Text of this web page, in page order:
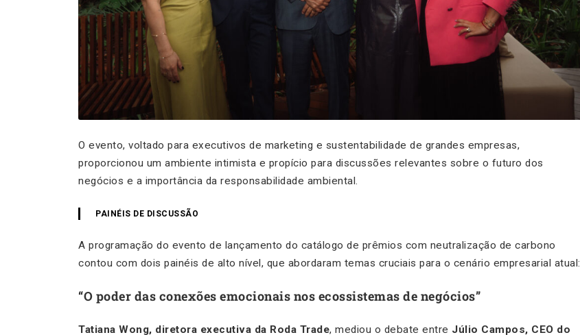
O evento, voltado para executivos de marketing e sustentabilidade de grandes empresas,
proporcionou um ambiente intimista e propício para discussões relevantes sobre o futuro dos
negócios e a importância da responsabilidade ambiental.
PAINÉIS DE DISCUSSÃO
A programação do evento de lançamento do catálogo de prêmios com neutralização de carbono
contou com dois painéis de alto nível, que abordaram temas cruciais para o cenário empresarial atual:
“O poder das conexões emocionais nos ecossistemas de negócios”
Tatiana Wong, diretora executiva da Roda Trade, mediou o debate entre Júlio Campos, CEO do